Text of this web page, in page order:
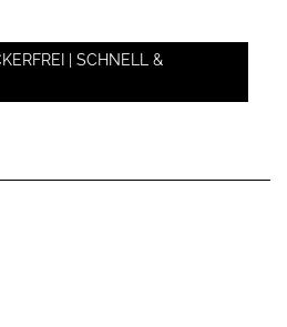
| SCHNELL &